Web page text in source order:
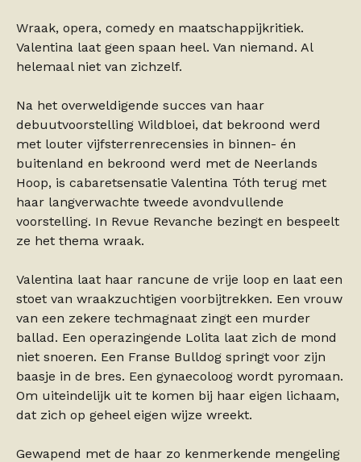
Wraak, opera, comedy en maatschappijkritiek.
Valentina laat geen spaan heel. Van niemand. Al
helemaal niet van zichzelf.
Na het overweldigende succes van haar
debuutvoorstelling Wildbloei, dat bekroond werd
met louter vijfsterrenrecensies in binnen- én
buitenland en bekroond werd met de Neerlands
Hoop, is cabaretsensatie Valentina Tóth terug met
haar langverwachte tweede avondvullende
voorstelling. In Revue Revanche bezingt en bespeelt
ze het thema wraak.
Valentina laat haar rancune de vrije loop en laat een
stoet van wraakzuchtigen voorbijtrekken. Een vrouw
van een zekere techmagnaat zingt een murder
ballad. Een operazingende Lolita laat zich de mond
niet snoeren. Een Franse Bulldog springt voor zijn
baasje in de bres. Een gynaecoloog wordt pyromaan.
Om uiteindelijk uit te komen bij haar eigen lichaam,
dat zich op geheel eigen wijze wreekt.
Gewapend met de haar zo kenmerkende mengeling